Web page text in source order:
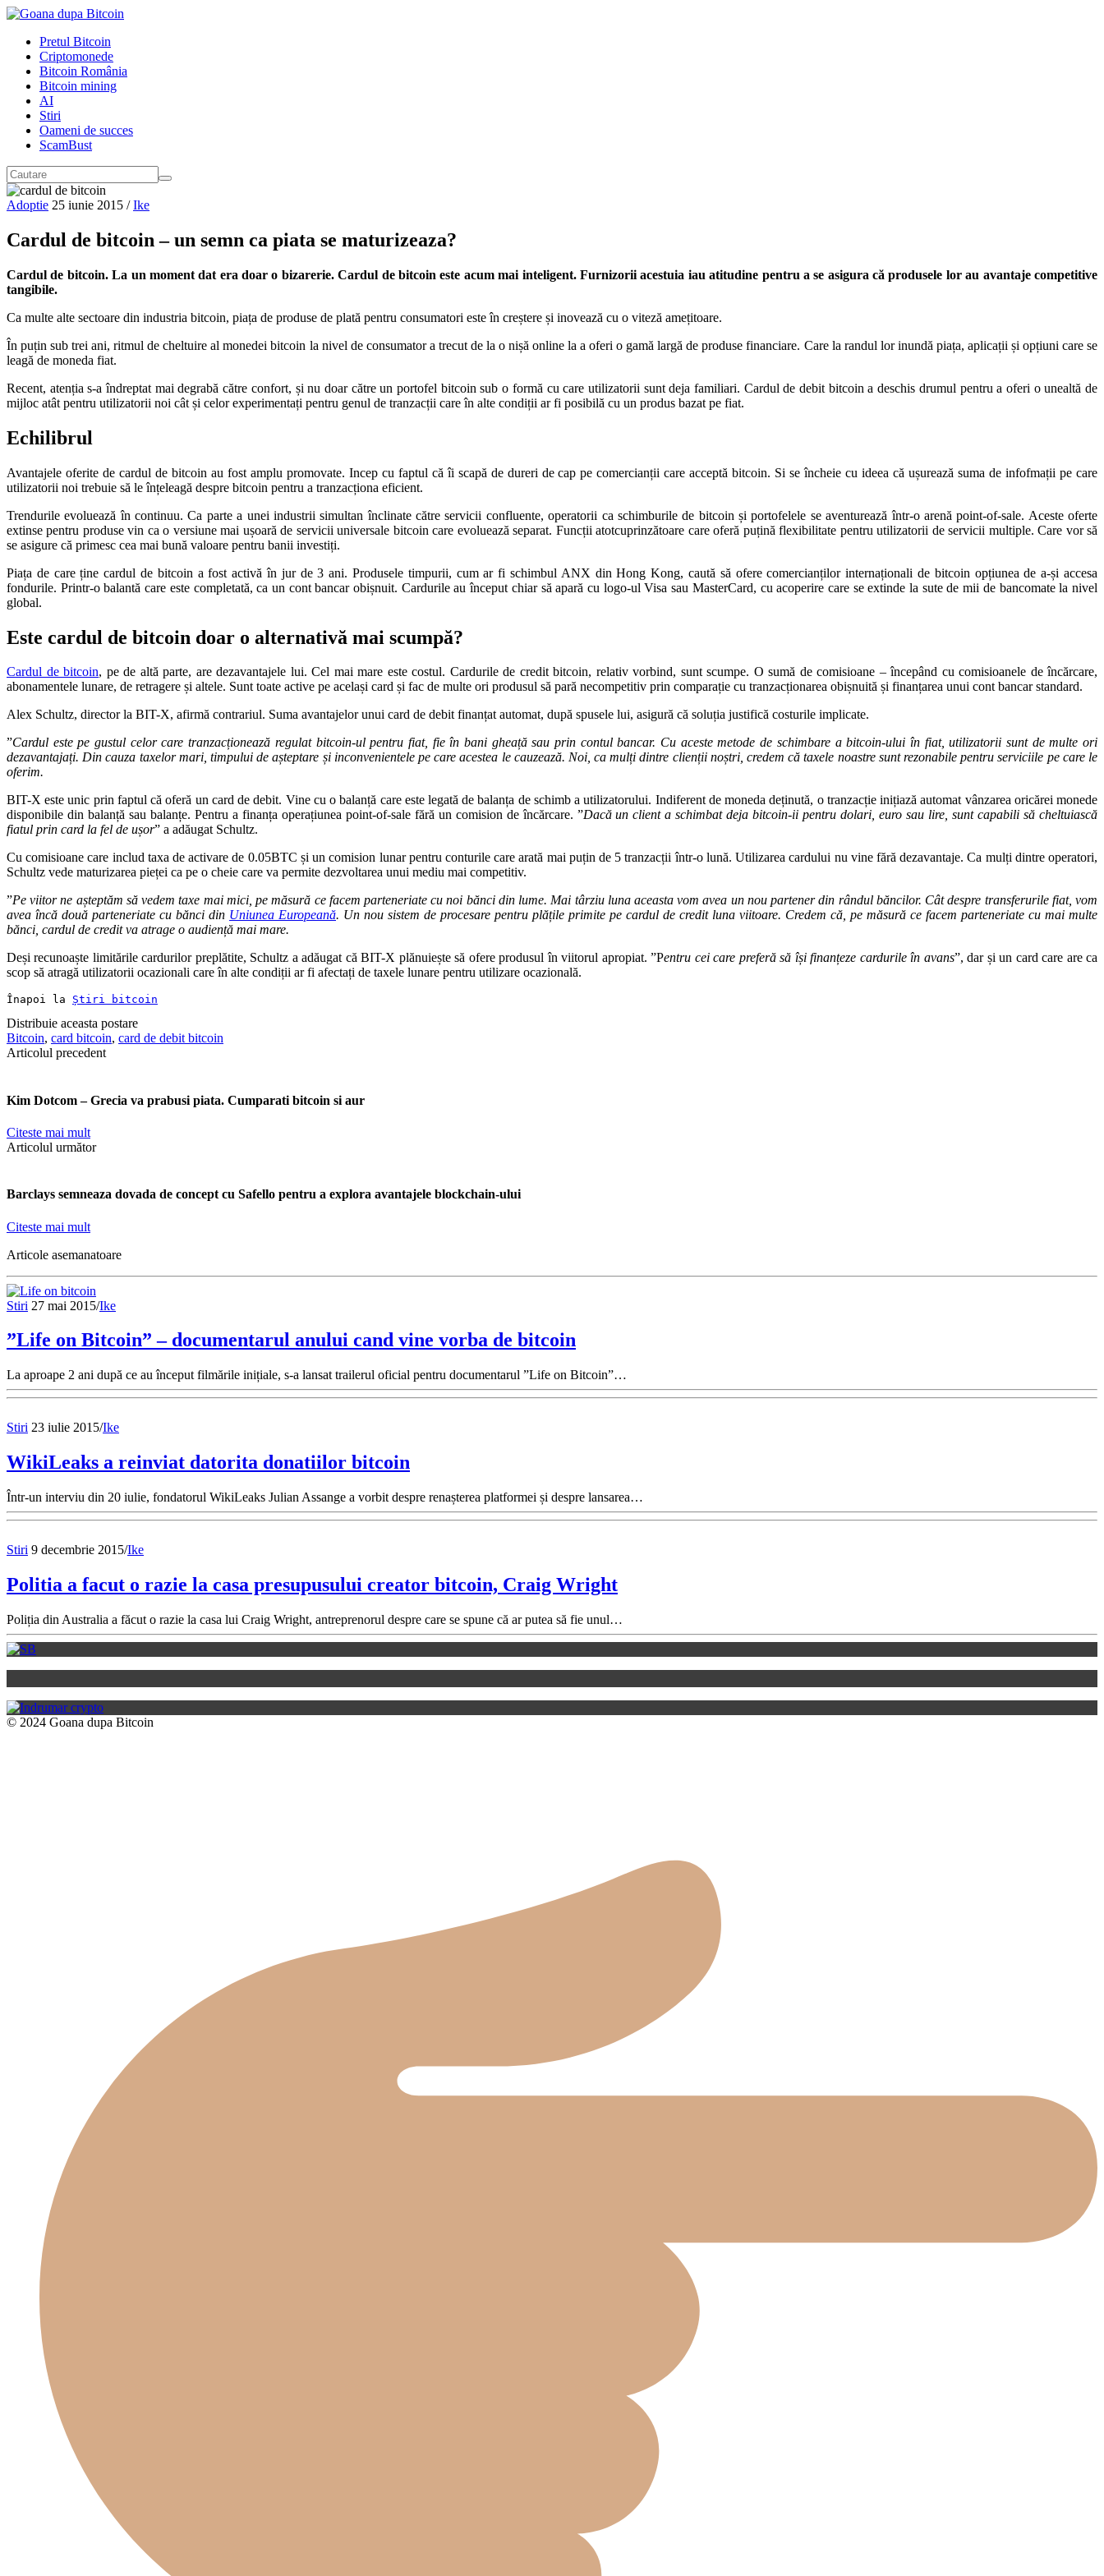
Pretul Bitcoin
Criptomonede
Bitcoin România
Bitcoin mining
AI
Stiri
Oameni de succes
ScamBust
Adoptie 25 iunie 2015 / Ike
Cardul de bitcoin – un semn ca piata se maturizeaza?
Cardul de bitcoin. La un moment dat era doar o bizarerie. Cardul de bitcoin este acum mai inteligent. Furnizorii acestuia iau atitudine pentru a se asigura că produsele lor au avantaje competitive
tangibile.
Ca multe alte sectoare din industria bitcoin, piața de produse de plată pentru consumatori este în creștere și inovează cu o viteză amețitoare.
În puțin sub trei ani, ritmul de cheltuire al monedei bitcoin la nivel de consumator a trecut de la o nișă online la a oferi o gamă largă de produse financiare. Care la randul lor inundă piața, aplicații și opțiuni care se
leagă de moneda fiat.
Recent, atenția s-a îndreptat mai degrabă către confort, și nu doar către un portofel bitcoin sub o formă cu care utilizatorii sunt deja familiari. Cardul de debit bitcoin a deschis drumul pentru a oferi o unealtă de
mijloc atât pentru utilizatorii noi cât și celor experimentați pentru genul de tranzacții care în alte condiții ar fi posibilă cu un produs bazat pe fiat.
Echilibrul
Avantajele oferite de cardul de bitcoin au fost amplu promovate. Incep cu faptul că îi scapă de dureri de cap pe comercianții care acceptă bitcoin. Si se încheie cu ideea că ușurează suma de infofmații pe care
utilizatorii noi trebuie să le înțeleagă despre bitcoin pentru a tranzacționa eficient.
Trendurile evoluează în continuu. Ca parte a unei industrii simultan înclinate către servicii confluente, operatorii ca schimburile de bitcoin și portofelele se aventurează într-o arenă point-of-sale. Aceste oferte
extinse pentru produse vin ca o versiune mai ușoară de servicii universale bitcoin care evoluează separat. Funcții atotcuprinzătoare care oferă puțină flexibilitate pentru utilizatorii de servicii multiple. Care vor să
se asigure că primesc cea mai bună valoare pentru banii investiți.
Piața de care ține cardul de bitcoin a fost activă în jur de 3 ani. Produsele timpurii, cum ar fi schimbul ANX din Hong Kong, caută să ofere comercianților internaționali de bitcoin opțiunea de a-și accesa
fondurile. Printr-o balantă care este completată, ca un cont bancar obișnuit. Cardurile au început chiar să apară cu logo-ul Visa sau MasterCard, cu acoperire care se extinde la sute de mii de bancomate la nivel
global.
Este cardul de bitcoin doar o alternativă mai scumpă?
Cardul de bitcoin, pe de altă parte, are dezavantajele lui. Cel mai mare este costul. Cardurile de credit bitcoin, relativ vorbind, sunt scumpe. O sumă de comisioane – începând cu comisioanele de încărcare,
abonamentele lunare, de retragere și altele. Sunt toate active pe același card și fac de multe ori produsul să pară necompetitiv prin comparație cu tranzacționarea obișnuită și finanțarea unui cont bancar standard.
Alex Schultz, director la BIT-X, afirmă contrariul. Suma avantajelor unui card de debit finanțat automat, după spusele lui, asigură că soluția justifică costurile implicate.
”Cardul este pe gustul celor care tranzacționează regulat bitcoin-ul pentru fiat, fie în bani gheață sau prin contul bancar. Cu aceste metode de schimbare a bitcoin-ului în fiat, utilizatorii sunt de multe ori
dezavantajați. Din cauza taxelor mari, timpului de așteptare și inconvenientele pe care acestea le cauzează. Noi, ca mulți dintre clienții noștri, credem că taxele noastre sunt rezonabile pentru serviciile pe care le
oferim.
BIT-X este unic prin faptul că oferă un card de debit. Vine cu o balanță care este legată de balanța de schimb a utilizatorului. Indiferent de moneda deținută, o tranzacție inițiază automat vânzarea oricărei monede
disponibile din balanță sau balanțe. Pentru a finanța operațiunea point-of-sale fără un comision de încărcare. ”Dacă un client a schimbat deja bitcoin-ii pentru dolari, euro sau lire, sunt capabili să cheltuiască
fiatul prin card la fel de ușor” a adăugat Schultz.
Cu comisioane care includ taxa de activare de 0.05BTC și un comision lunar pentru conturile care arată mai puțin de 5 tranzacții într-o lună. Utilizarea cardului nu vine fără dezavantaje. Ca mulți dintre operatori,
Schultz vede maturizarea pieței ca pe o cheie care va permite dezvoltarea unui mediu mai competitiv.
”Pe viitor ne așteptăm să vedem taxe mai mici, pe măsură ce facem parteneriate cu noi bănci din lume. Mai târziu luna aceasta vom avea un nou partener din rândul băncilor. Cât despre transferurile fiat, vom
avea încă două parteneriate cu bănci din Uniunea Europeană. Un nou sistem de procesare pentru plățile primite pe cardul de credit luna viitoare. Credem că, pe măsură ce facem parteneriate cu mai multe
bănci, cardul de credit va atrage o audiență mai mare.
Deși recunoaște limitările cardurilor preplătite, Schultz a adăugat că BIT-X plănuiește să ofere produsul în viitorul apropiat. ”Pentru cei care preferă să își finanțeze cardurile în avans”, dar și un card care are ca
scop să atragă utilizatorii ocazionali care în alte condiții ar fi afectați de taxele lunare pentru utilizare ocazională.
Înapoi la Știri bitcoin
Distribuie aceasta postare
Bitcoin, card bitcoin, card de debit bitcoin
Articolul precedent
Kim Dotcom – Grecia va prabusi piata. Cumparati bitcoin si aur
Citeste mai mult
Articolul următor
Barclays semneaza dovada de concept cu Safello pentru a explora avantajele blockchain-ului
Citeste mai mult
Articole asemanatoare
Stiri 27 mai 2015/Ike
”Life on Bitcoin” – documentarul anului cand vine vorba de bitcoin
La aproape 2 ani după ce au început filmările inițiale, s-a lansat trailerul oficial pentru documentarul ”Life on Bitcoin”…
Stiri 23 iulie 2015/Ike
WikiLeaks a reinviat datorita donatiilor bitcoin
Într-un interviu din 20 iulie, fondatorul WikiLeaks Julian Assange a vorbit despre renașterea platformei și despre lansarea…
Stiri 9 decembrie 2015/Ike
Politia a facut o razie la casa presupusului creator bitcoin, Craig Wright
Poliția din Australia a făcut o razie la casa lui Craig Wright, antreprenorul despre care se spune că ar putea să fie unul…
© 2024 Goana dupa Bitcoin